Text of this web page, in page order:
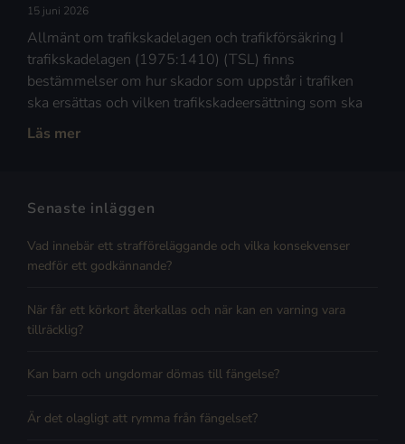
15 juni 2026
Allmänt om trafikskadelagen och trafikförsäkring I
trafikskadelagen (1975:1410) (TSL) finns
bestämmelser om hur skador som uppstår i trafiken
ska ersättas och vilken trafikskadeersättning som ska
Läs mer
Senaste inläggen
Vad innebär ett strafföreläggande och vilka konsekvenser
medför ett godkännande?
När får ett körkort återkallas och när kan en varning vara
tillräcklig?
Kan barn och ungdomar dömas till fängelse?
Är det olagligt att rymma från fängelset?